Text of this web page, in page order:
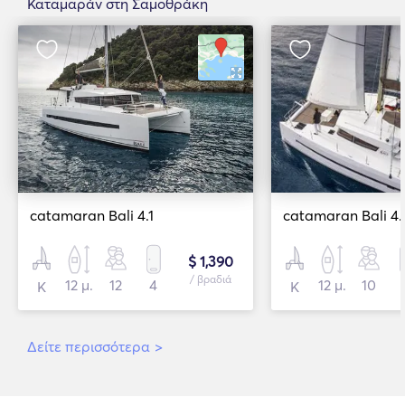
Καταμαράν στη Σαμοθράκη
catamaran Bali 4.1
Κ 12 μ. 12 4
$ 1,390
/ βραδιά
catamaran Bali
Κ 12 μ. 10
Δείτε περισσότερα >